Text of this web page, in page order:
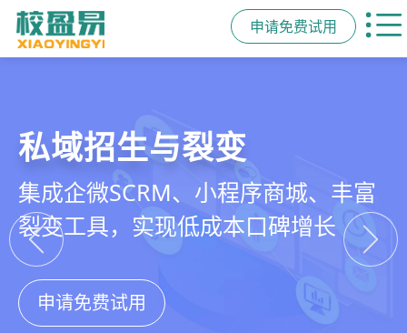
申请免费试用
教培行业CRM
以学员为中心，打通从引流、转化、
教学到复购转介绍的全生命周期增长
引擎
申请免费试用
智能销售漏斗
线索自动分配、标准化跟单、试听转
化分析，打造高绩效招生团队
申请免费试用
精细化客户运营
360°学员画像、自动化服务流程、智
能续费预警，深度挖掘学员长期价值
申请免费试用
私域招生与裂变
集成企微SCRM、小程序商城、丰富
裂变工具，实现低成本口碑增长
申请免费试用